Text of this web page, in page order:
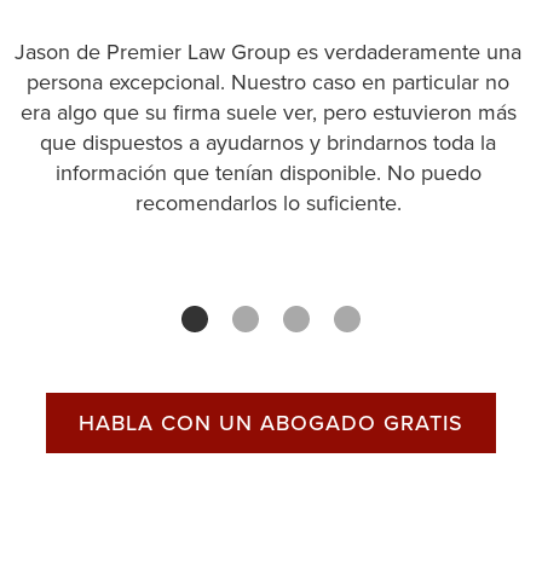
Jason de Premier Law Group es verdaderamente una
persona excepcional. Nuestro caso en particular no
era algo que su firma suele ver, pero estuvieron más
que dispuestos a ayudarnos y brindarnos toda la
información que tenían disponible. No puedo
recomendarlos lo suficiente.
HABLA CON UN ABOGADO GRATIS